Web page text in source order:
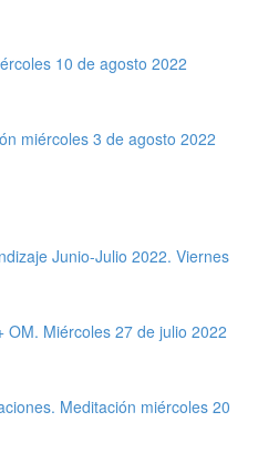
10 de agosto 2022
miércoles 3 de agosto 2022
Junio-Julio 2022. Viernes
OM. Miércoles 27 de julio 2022
Meditación miércoles 20